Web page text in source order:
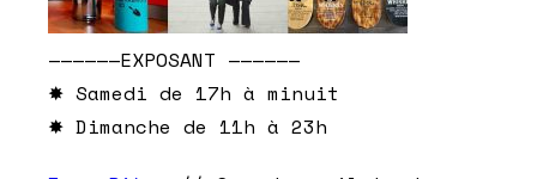
——————EXPOSANT ——————
✸ Samedi de 17h à minuit
✸ Dimanche de 11h à 23h